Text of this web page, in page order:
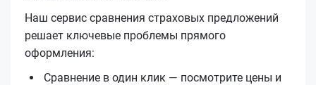
Наш сервис сравнения страховых предложений
решает ключевые проблемы прямого
оформления:
Сравнение в один клик — посмотрите цены и